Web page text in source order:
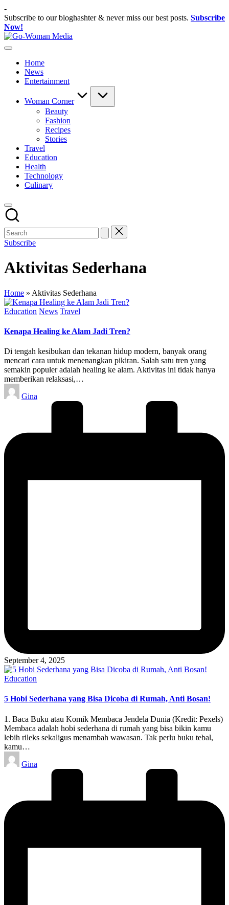
Skip
to
content
-
Subscribe to our bloghashter & never miss our best posts. Subscribe
Now!
Portal
Untuk
Wanita
Indonesia
Home
News
Entertainment
Woman Corner
Beauty
Fashion
Recipes
Stories
Travel
Education
Health
Technology
Culinary
Subscribe
Aktivitas Sederhana
Home » Aktivitas Sederhana
Posted
Education News Travel
Kenapa Healing ke Alam Jadi Tren?
Di tengah kesibukan dan tekanan hidup modern, banyak orang
mencari cara untuk menenangkan pikiran. Salah satu tren yang
semakin populer adalah healing ke alam. Aktivitas ini tidak hanya
memberikan relaksasi,…
Posted
by
Gina
September 4, 2025
Posted
Education
5 Hobi Sederhana yang Bisa Dicoba di Rumah, Anti Bosan!
1. Baca Buku atau Komik Membaca Jendela Dunia (Kredit: Pexels)
Membaca adalah hobi sederhana di rumah yang bisa bikin kamu
lebih rileks sekaligus menambah wawasan. Tak perlu buku tebal,
kamu…
Posted
by
Gina